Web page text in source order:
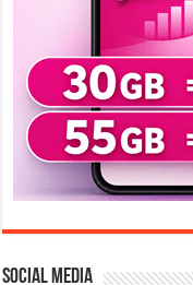
Social Media